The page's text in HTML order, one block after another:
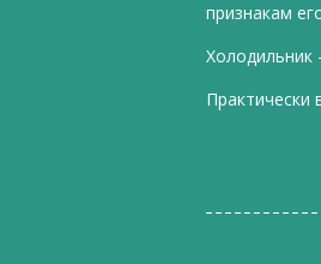
признакам
Холодильник
Практически